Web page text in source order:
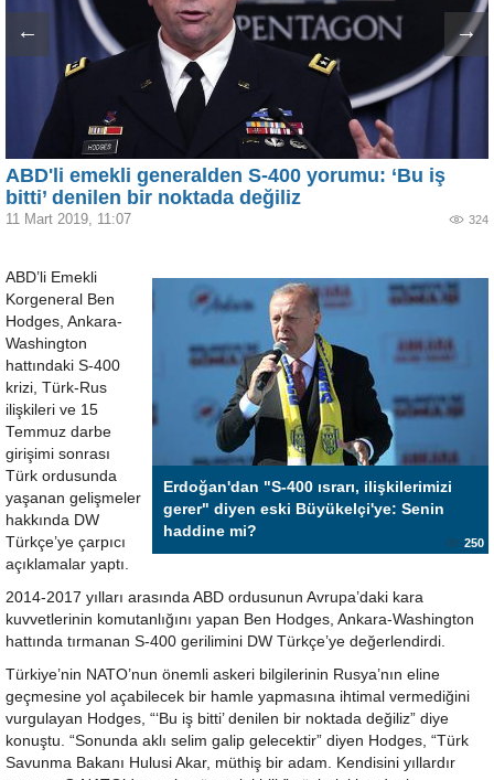
← →
ABD'li emekli generalden S-400 yorumu: ‘Bu iş
bitti’ denilen bir noktada değiliz
11 Mart 2019, 11:07 324
Erdoğan'dan "S-400 ısrarı, ilişkilerimizi
gerer" diyen eski Büyükelçi'ye: Senin
haddine mi?
250
ABD’li Emekli
Korgeneral Ben
Hodges, Ankara-
Washington
hattındaki S-400
krizi, Türk-Rus
ilişkileri ve 15
Temmuz darbe
girişimi sonrası
Türk ordusunda
yaşanan gelişmeler
hakkında DW
Türkçe’ye çarpıcı
açıklamalar yaptı.
2014-2017 yılları arasında ABD ordusunun Avrupa’daki kara
kuvvetlerinin komutanlığını yapan Ben Hodges, Ankara-Washington
hattında tırmanan S-400 gerilimini DW Türkçe’ye değerlendirdi.
Türkiye’nin NATO’nun önemli askeri bilgilerinin Rusya’nın eline
geçmesine yol açabilecek bir hamle yapmasına ihtimal vermediğini
vurgulayan Hodges, “‘Bu iş bitti’ denilen bir noktada değiliz” diye
konuştu. “Sonunda aklı selim galip gelecektir” diyen Hodges, “Türk
Savunma Bakanı Hulusi Akar, müthiş bir adam. Kendisini yıllardır